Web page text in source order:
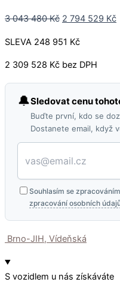
3 043 480Kč 2 794 529 Kč
SLEVA 248 951 Kč
2 309 528 Kč bez DPH
🔔Sledovat cenu
Buďte první, kdo se
Dostanete email, když
Souhlasím se
zpracování osobních
Brno-JIH, Vídeňská
S vozidlem u nás získáváte